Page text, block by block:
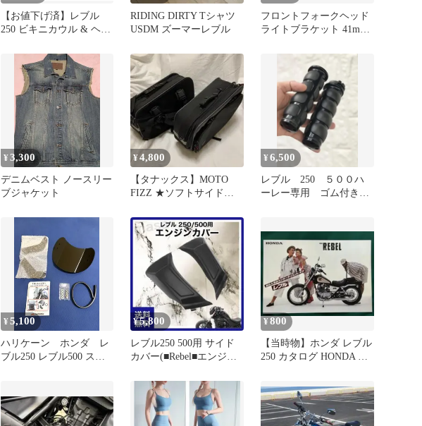
【お値下げ済】レブル
250 ビキニカウル & ヘッ
ター
RIDING DIRTY Tシャツ
USDM ズーマーレブル
フロントフォークヘッド
ライトブラケット 41mm
¥3,300
デニムベスト ノースリー
ブジャケット
¥4,800
【タナックス】MOTO
FIZZ ★ソフトサイドバ
キッド
¥6,500
レブル 250 ５００ハ
ーレー専用 ゴム付きグ
¥5,100
ハリケーン ホンダ レ
ブル250 レブル500 スク
¥5,800
レブル250 500用 サイド
カバー(■Rebel■エンジン
¥800
【当時物】ホンダ レブル
250 カタログ HONDA 旧